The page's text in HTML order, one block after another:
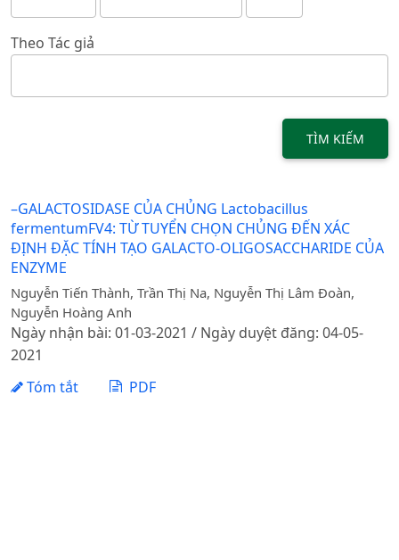
Theo Tác giả
TÌM KIẾM
–GALACTOSIDASE CỦA CHỦNG Lactobacillus
fermentumFV4: TỪ TUYỂN CHỌN CHỦNG ĐẾN XÁC
ĐỊNH ĐẶC TÍNH TẠO GALACTO-OLIGOSACCHARIDE CỦA
ENZYME
Nguyễn Tiến Thành, Trần Thị Na, Nguyễn Thị Lâm Đoàn,
Nguyễn Hoàng Anh
Ngày nhận bài: 01-03-2021 / Ngày duyệt đăng: 04-05-
2021
Tóm tắt
PDF